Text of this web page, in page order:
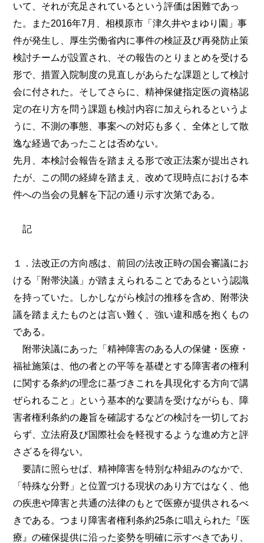
いて、それが充足されているという評価は困難であっ
た。また2016年7月、相模原市「津久井やまゆり園」事
件が発生し、厚生労働省内に事件の検証及び再発防止策
検討チームが設置され、その報告のとりまとめを受ける
形で、措置入院制度の見直しがあらたな課題として検討
会に付された。そしてさらに、精神保健指定医の資格認
定の在り方を問う課題も検討内容に加えられるというよ
うに、不測の事態、事案への対応も多く、全体として散
逸な経過であったことは否めない。
先月、本検討会報告を踏まえる形で改正法案が提出され
たが、この間の経緯を踏まえ、改めて現時点における本
件への当会の見解を下記の通り示す次第である。
記
１．法改正の方向感は、前回の法改正時の国会審議にお
ける「附帯決議」が踏まえられることであるという認識
を持っていた。しかしながら検討の推移を含め、附帯決
議を踏まえたものとは言い難く、強い違和感を抱くもの
である。
附帯決議にあった「精神障害のある人の保健・医療・
福祉施策は、他の者との平等を基礎とする障害者の権利
に関する条約の理念に基づきこれを具現化する方向で講
ぜられること」という基本的な要請を受けながらも、障
害者権利条約の趣旨を確認するなどの検討を一切してお
らず、立法府及び国際社会を軽視するような進め方と評
さざるを得ない。
要請に照らせば、精神障害を特別な枠組みのなかで、
「特殊な分野」と位置づける現状のあり方ではなく、他
の疾患や障害と共通の法律のもとで医療が提供されるべ
きである。つまり障害者権利条約25条に唱えられた『医
療』の確保提供に沿った姿勢を明確に示すべきであり、